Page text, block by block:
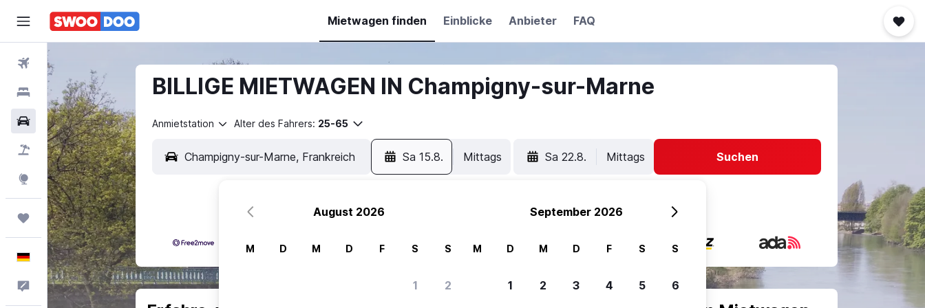
Mietwagen finden Einblicke Anbieter FAQ
Flüge
Hotels
Mietwagen
Pauschalreisen
Explore
Trips
Deutsch
Feedback
BILLIGE MIETWAGEN IN Champigny-sur-Marne
Anmietstation Alter des Fahrers: 25-65
Sa 15.8. Mittags Sa 22.8. Mittags Suchen
August 2026
M D M D F S S
1 2
September 2026
M D M D F S S
1 2 3 4 5 6